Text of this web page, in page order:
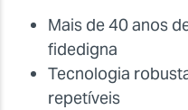
Mais de 40 anos
fidedigna
Tecnologia
repetíveis